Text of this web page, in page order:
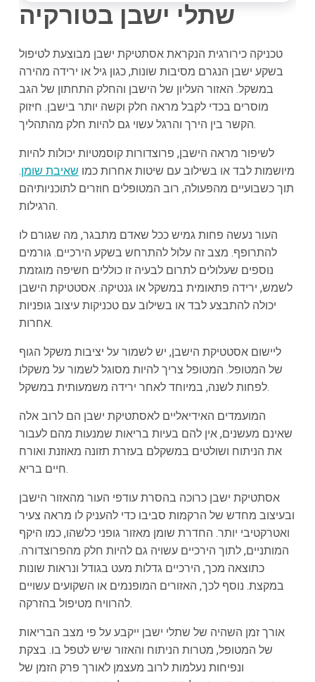
שתלי ישבן בטורקיה
טכניקה כירורגית הנקראת אסתטיקת ישבן מבוצעת לטיפול
בשקע ישבן הנגרם מסיבות שונות, כגון גיל או ירידה מהירה
במשקל. האזור העליון של הישבן והחלק התחתון של הגב
מוסרים בכדי לקבל מראה חלק וקשה יותר בישבן. חיזוק
הקשר בין הירך והרגל עשוי גם להיות חלק מהתהליך.
לשיפור מראה הישבן, פרוצדורות קוסמטיות יכולות להיות
מיושמות לבד או בשילוב עם שיטות אחרות כמו שאיבת שומן.
תוך כשבועיים מהפעולה, רוב המטופלים חוזרים לתוכניותיהם
הרגילות.
העור נעשה פחות גמיש ככל שאדם מתבגר, מה שגורם לו
להתרופף. מצב זה עלול להתרחש בשקע הירכיים. גורמים
נוספים שעלולים לתרום לבעיה זו כוללים חשיפה מוגזמת
לשמש, ירידה פתאומית במשקל או גנטיקה. אסטטיקת הישבן
יכולה להתבצע לבד או בשילוב עם טכניקות עיצוב גופניות
אחרות.
ליישום אסטטיקת הישבן, יש לשמור על יציבות משקל הגוף
של המטופל. המטופל צריך להיות מסוגל לשמור על משקלו
לפחות לשנה, במיוחד לאחר ירידה משמעותית במשקל.
המועמדים האידיאליים לאסתטיקת ישבן הם לרוב אלה
שאינם מעשנים, אין להם בעיות בריאות שמנעות מהם לעבור
את הניתוח ושולטים במשקלם בעזרת תזונה מאוזנת ואורח
חיים בריא.
אסתטיקת ישבן כרוכה בהסרת עודפי העור מהאזור הישבן
ובעיצוב מחדש של הרקמות סביבו כדי להעניק לו מראה צעיר
ואטרקטיבי יותר. החדרת שומן מאזור גופני כלשהו, כמו היקף
המותניים, לתוך הירכיים עשויה גם להיות חלק מהפרוצדורה.
כתוצאה מכך, הירכיים גדלות מעט בגודל ונראות שונות
במקצת. נוסף לכך, האזורים המופנמים או השקועים עשויים
להרוויח מטיפול בהזרקה.
אורך זמן השהיה של שתלי ישבן ייקבע על פי מצב הבריאות
של המטופל, מטרות הניתוח והאזור שיש לטפל בו. בצקת
ונפיחות נעלמות לרוב מעצמן לאורך פרק הזמן של